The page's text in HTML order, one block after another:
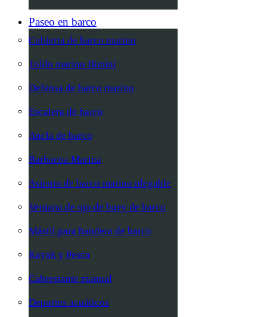
Paseo en barco
Cubierta de barco marino
Toldo marino Bimini
Defensa de barco marino
Escalera de barco
Ancla de barco
Barbacoa Marina
Asiento de barco marino plegable
Ventana de ojo de buey de barco
Mástil para bandera de barco
Kayak y Pesca
Cabrestante manual
Deportes acuáticos